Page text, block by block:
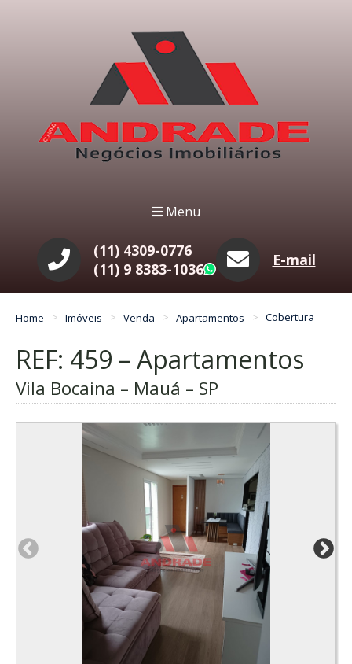
Menu
(11) 4309-0776
(11) 9 8383-1036
WhatsApp
E-mail
Home Imóveis Venda Apartamentos Cobertura
REF: 459 – Apartamentos
Vila Bocaina – Mauá – SP